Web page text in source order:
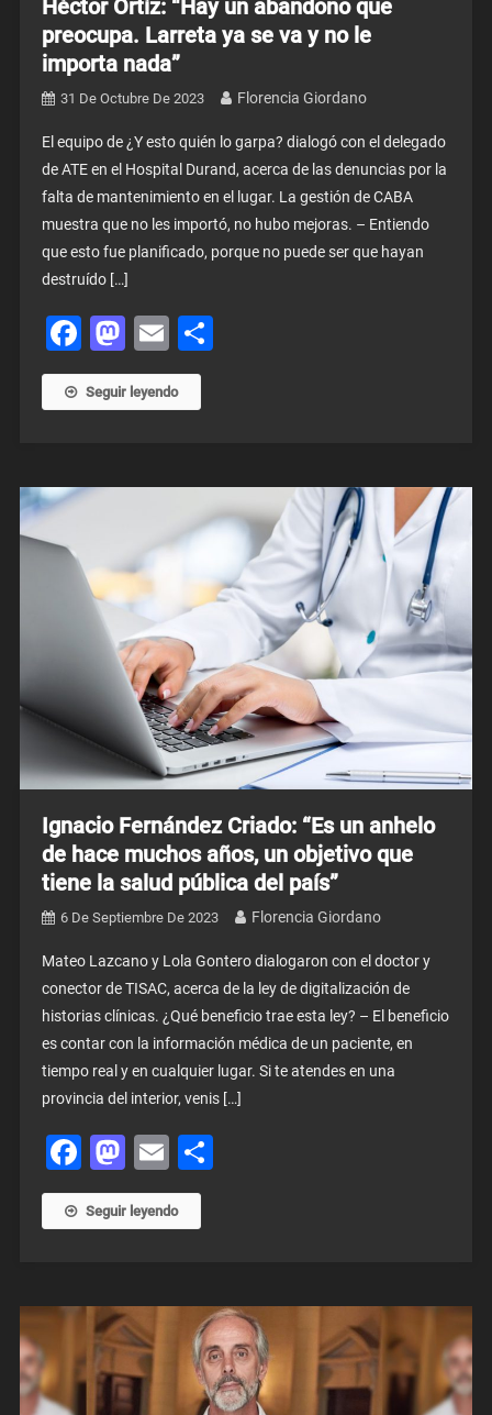
Héctor Ortíz: “Hay un abandono que
preocupa. Larreta ya se va y no le
importa nada”
31 De Octubre De 2023 Florencia Giordano
El equipo de ¿Y esto quién lo garpa? dialogó con el delegado
de ATE en el Hospital Durand, acerca de las denuncias por la
falta de mantenimiento en el lugar. La gestión de CABA
muestra que no les importó, no hubo mejoras. – Entiendo
que esto fue planificado, porque no puede ser que hayan
destruído […]
Facebook
Mastodon
Email
Seguir leyendo
Ignacio Fernández Criado: “Es un anhelo
de hace muchos años, un objetivo que
tiene la salud pública del país”
6 De Septiembre De 2023 Florencia Giordano
Mateo Lazcano y Lola Gontero dialogaron con el doctor y
conector de TISAC, acerca de la ley de digitalización de
historias clínicas. ¿Qué beneficio trae esta ley? – El beneficio
es contar con la información médica de un paciente, en
tiempo real y en cualquier lugar. Si te atendes en una
provincia del interior, venis […]
Facebook
Mastodon
Email
Seguir leyendo